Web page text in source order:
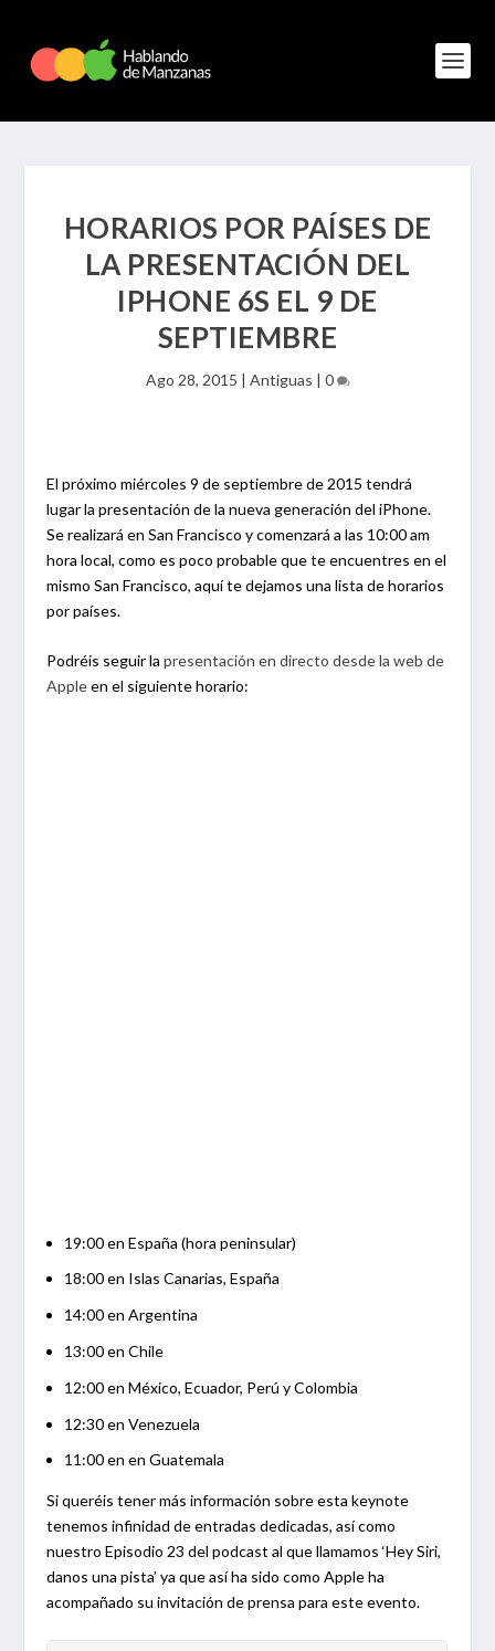
HORARIOS POR PAÍSES DE
LA PRESENTACIÓN DEL
IPHONE 6S EL 9 DE
SEPTIEMBRE
Ago 28, 2015 | Antiguas | 0
El próximo miércoles 9 de septiembre de 2015 tendrá
lugar la presentación de la nueva generación del iPhone.
Se realizará en San Francisco y comenzará a las 10:00 am
hora local, como es poco probable que te encuentres en el
mismo San Francisco, aquí te dejamos una lista de horarios
por países.
Podréis seguir lapresentación en directo desde la web de
Appleen el siguiente horario:
19:00 en España (hora peninsular)
18:00 en Islas Canarias, España
14:00 en Argentina
13:00 en Chile
12:00 en México, Ecuador, Perú y Colombia
12:30 en Venezuela
11:00 en en Guatemala
Si queréis tener más información sobre esta keynote
tenemos infinidad de entradas dedicadas, así como
nuestro Episodio 23 del podcast al que llamamos ‘Hey Siri,
danos una pista’ ya que así ha sido como Apple ha
acompañado su invitación de prensa para este evento.